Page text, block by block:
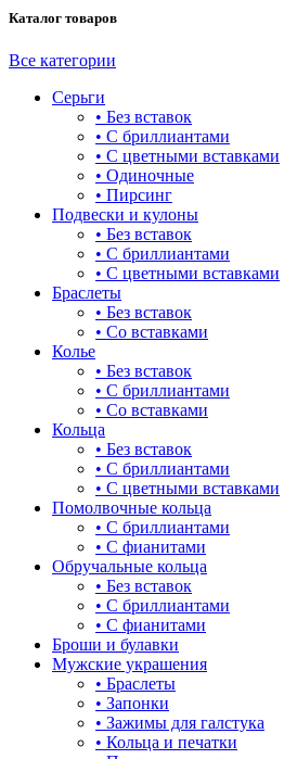
башня
бесконечность
буквы
булавка
гвоздь
деревья
длинные
для мам
драконы и змеи
другие религии
животный мир
жучки и букашки
звезды
знаки зодиака
капля
квадрат (куб)
клевер
Каталог товаров
Все категории
Серьги
• Без вставок
• С бриллиантами
• С цветными вставками
• Одиночные
• Пирсинг
Подвески и кулоны
• Без вставок
• С бриллиантами
• С цветными вставками
Браслеты
• Без вставок
• Со вставками
Колье
• Без вставок
• С бриллиантами
• Со вставками
Кольца
• Без вставок
• С бриллиантами
• С цветными вставками
Помолвочные кольца
• С бриллиантами
• С фианитами
Обручальные кольца
• Без вставок
• С бриллиантами
• С фианитами
Броши и булавки
Мужские украшения
• Браслеты
• Запонки
• Зажимы для галстука
• Кольца и печатки